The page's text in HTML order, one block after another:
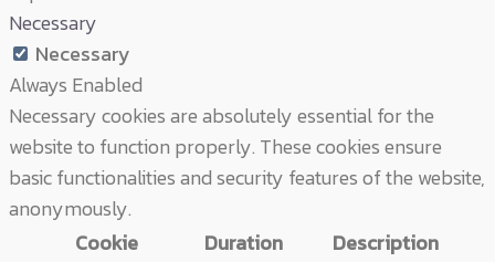
Necessary
Necessary
Always Enabled
Necessary cookies are absolutely essential for the
website to function properly. These cookies ensure
basic functionalities and security features of the website,
anonymously.
Cookie
Duration Description